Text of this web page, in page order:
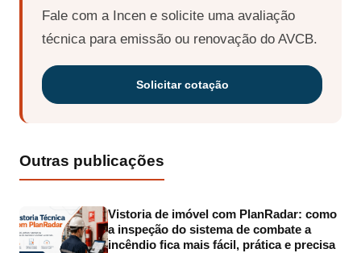
Fale com a Incen e solicite uma avaliação
técnica para emissão ou renovação do AVCB.
Solicitar cotação
Outras publicações
Vistoria de imóvel com PlanRadar: como
a inspeção do sistema de combate a
incêndio fica mais fácil, prática e precisa